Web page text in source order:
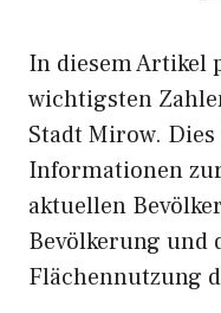
In diesem Artikel
wichtigsten
Stadt Mirow.
Informationen
aktuellen
Bevölkerung und
Flächennutzung